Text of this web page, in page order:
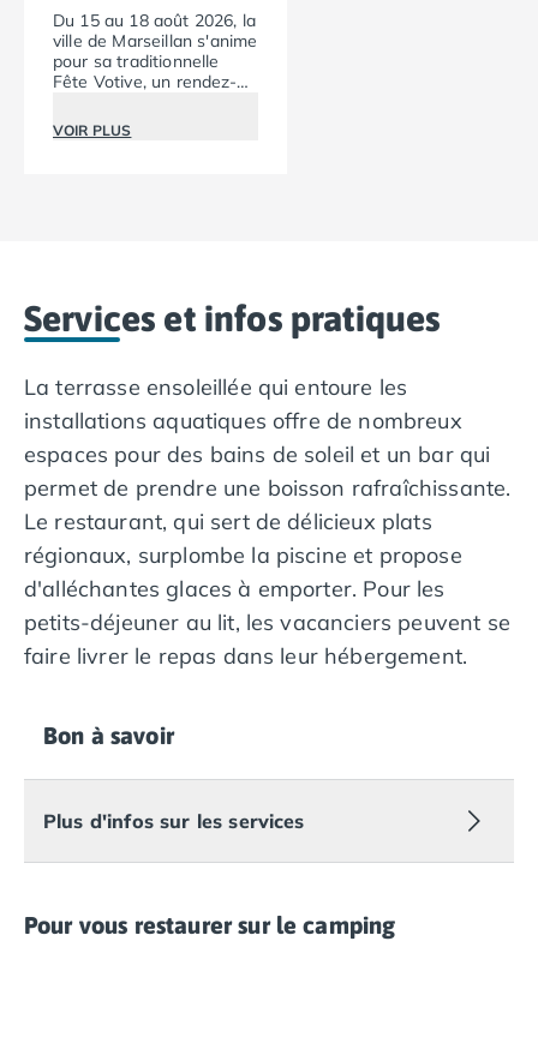
Nos petits prix 2026
Promos d'été 2026
Nos hébergements
Nos Mobils-Homes/nos-hebergements/location-mobil-
Nos Tentes équipées
Paiement en plusieurs fois
Notre programme de fidélité
Devenir propriétaire
Camping en Dordogne
Camping avec terrain de tennis
Camping avec salle de sport
Du 15 au 18 août 2026, la
ville de Marseillan s'anime
pour sa traditionnelle
Fête Votive, un rendez-
l'été occitan.
VOIR PLUS
Services et infos pratiques
La terrasse ensoleillée qui entoure les
installations aquatiques offre de nombreux
espaces pour des bains de soleil et un bar qui
permet de prendre une boisson rafraîchissante.
Le restaurant, qui sert de délicieux plats
régionaux, surplombe la piscine et propose
d'alléchantes glaces à emporter. Pour les
petits-déjeuner au lit, les vacanciers peuvent se
faire livrer le repas dans leur hébergement.
Bon à savoir
Plus d'infos sur les services
Pour vous restaurer sur le camping